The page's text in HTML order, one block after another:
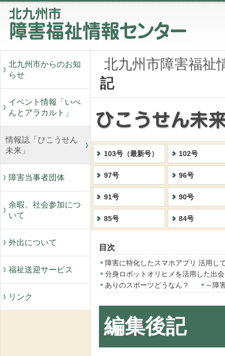
北九州市からのお知
らせ
イベント情報「いべ
んとアラカルト」
情報誌「ひこうせん
未来」
障害当事者団体
余暇、社会参加につ
いて
外出について
福祉送迎サービス
リンク
北九州市障害福祉
記
103号（最新号） 102号
97号 96号
91号 90号
85号 84号
目次
障害に特化したスマホアプリ 活用し
分身ロボットオリヒメを活用した出
ありのスポーツどうなん？
～障
編集後記